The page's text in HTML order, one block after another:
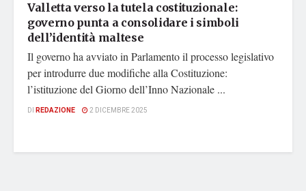
Valletta verso la tutela costituzionale:
governo punta a consolidare i simboli
dell’identità maltese
Il governo ha avviato in Parlamento il processo legislativo
per introdurre due modifiche alla Costituzione:
l’istituzione del Giorno dell’Inno Nazionale ...
DI REDAZIONE 2 DICEMBRE 2025